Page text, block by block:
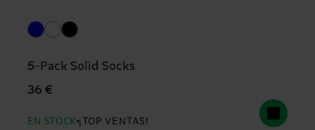
5-Pack Solid Socks
36 €
EN STOCK ¡TOP VENTAS!